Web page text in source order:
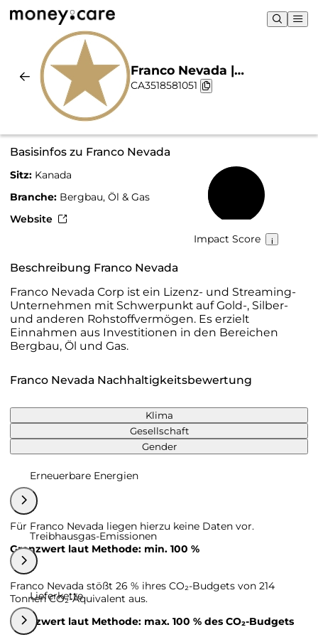
Franco Nevada |
Nachhaltigkeit & Chart
CA3518581051
Basisinfos zu Franco Nevada
Sitz: Kanada
Branche: Bergbau, Öl & Gas
Website
Impact Score
Beschreibung Franco Nevada
Franco Nevada Corp ist ein Lizenz- und Streaming-
Unternehmen mit Schwerpunkt auf Gold-, Silber-
und anderen Rohstoffvermögen. Es erzielt
Einnahmen aus Investitionen in den Bereichen
Bergbau, Öl und Gas.
Franco Nevada Nachhaltigkeitsbewertung
Klima
Gesellschaft
Gender
Erneuerbare Energien
Für Franco Nevada liegen hierzu keine Daten vor.
Grenzwert laut Methode: min. 100 %
Treibhausgas-Emissionen
Franco Nevada stößt 26 % ihres CO₂-Budgets von 214
Tonnen CO₂-Äquivalent aus.
Grenzwert laut Methode: max. 100 % des CO₂-Budgets
Lieferkette